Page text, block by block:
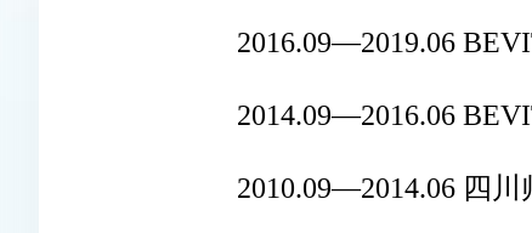
2016.09―2019.06
2014.09―2016.06
2010.09―2014.06 四